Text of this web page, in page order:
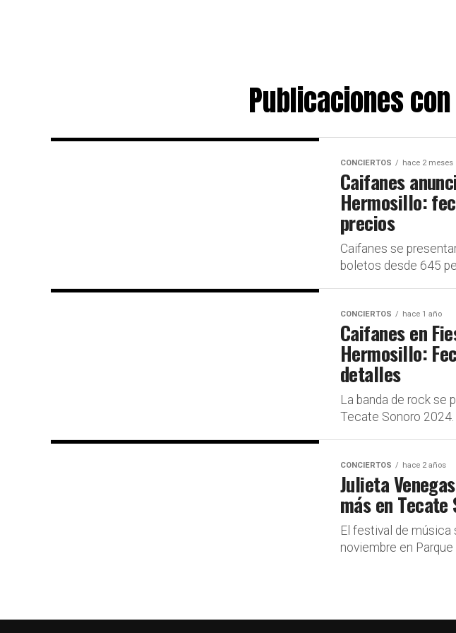
Publicaciones
CONCIERTOS hace 2 meses
Caifanes
Hermosillo:
precios
Caifanes se
boletos desde 645
CONCIERTOS hace 1 año
Caifanes en
Hermosillo:
detalles
La banda de rock se
Tecate Sonoro 2024.
CONCIERTOS hace 2 años
Julieta
más en
El festival de música
noviembre en Parque